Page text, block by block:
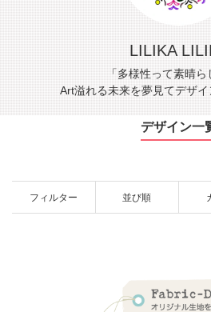
LILIKA
「多様性って素晴ら
Art溢れる未来を夢見てデザイ
デザイン一
フィルター 並び順